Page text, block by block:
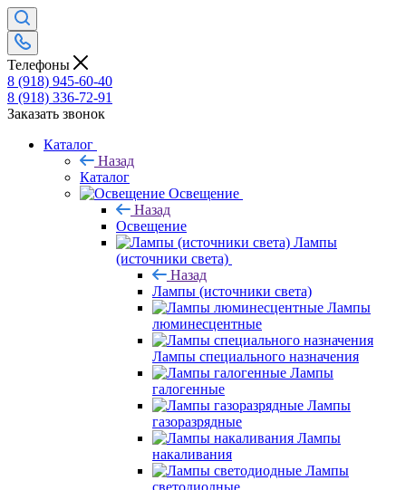
Телефоны
8 (918) 945-60-40
8 (918) 336-72-91
Заказать звонок
Каталог
Назад
Каталог
Освещение
Назад
Освещение
Лампы
(источники света)
Назад
Лампы (источники света)
Лампы
люминесцентные
Лампы специального назначения
Лампы
галогенные
Лампы
газоразрядные
Лампы
накаливания
Лампы
светодиодные